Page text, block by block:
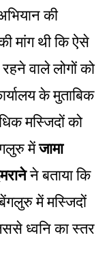
की
मांग थी कि ऐसे
वाले लोगों को
के मुताबिक
मस्जिदों को
मेंजामा
ने बताया कि
में मस्जिदों
ध्वनि का स्तर